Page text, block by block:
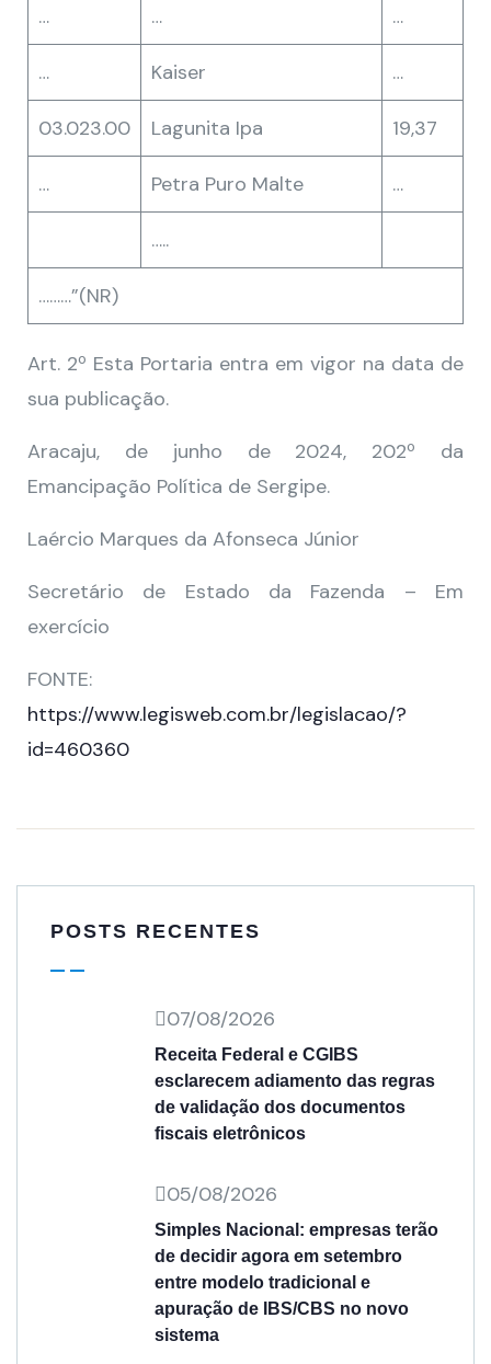
… … …
… Kaiser …
03.023.00 Lagunita Ipa 19,37
… Petra Puro Malte …
…..
………”(NR)
Art. 2º Esta Portaria entra em vigor na data de
sua publicação.
Aracaju, de junho de 2024, 202º da
Emancipação Política de Sergipe.
Laércio Marques da Afonseca Júnior
Secretário de Estado da Fazenda – Em
exercício
FONTE:
https://www.legisweb.com.br/legislacao/?
id=460360
POSTS RECENTES
07/08/2026
Receita Federal e CGIBS
esclarecem adiamento das regras
de validação dos documentos
fiscais eletrônicos
05/08/2026
Simples Nacional: empresas terão
de decidir agora em setembro
entre modelo tradicional e
apuração de IBS/CBS no novo
sistema